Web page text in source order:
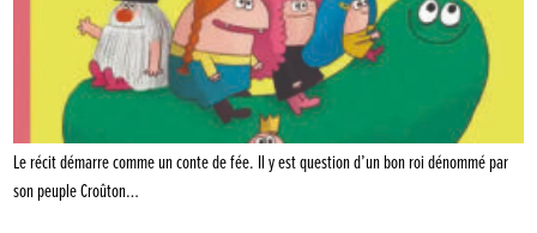
Le récit démarre comme un conte de fée. Il y est question d’un bon roi dénommé par
son peuple Croûton…